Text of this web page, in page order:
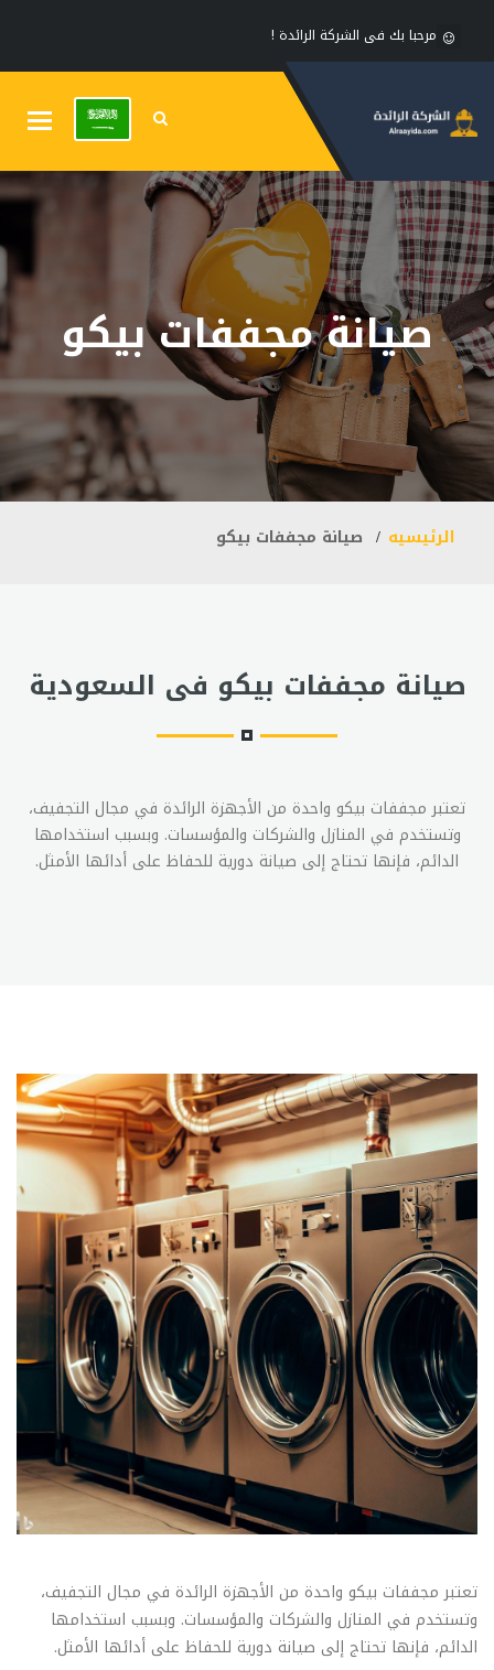
مرحبا بك فى الشركة الرائدة !
صيانة مجففات بيكو
الرئيسيه صيانة مجففات بيكو
صيانة مجففات بيكو فى السعودية
تعتبر مجففات بيكو واحدة من الأجهزة الرائدة في مجال التجفيف،
وتستخدم في المنازل والشركات والمؤسسات. وبسبب استخدامها
الدائم، فإنها تحتاج إلى صيانة دورية للحفاظ على أدائها الأمثل.
تعتبر مجففات بيكو واحدة من الأجهزة الرائدة في مجال التجفيف،
وتستخدم في المنازل والشركات والمؤسسات. وبسبب استخدامها
الدائم، فإنها تحتاج إلى صيانة دورية للحفاظ على أدائها الأمثل.